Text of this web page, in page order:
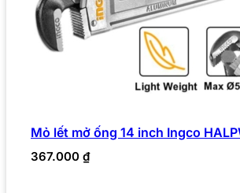
Mỏ lết mở ống 14 inch Ingco
367.000 ₫